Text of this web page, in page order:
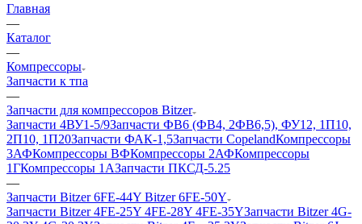
Главная
—
Каталог
—
Компрессоры
Запчасти к тпа
—
Запчасти для компрессоров Bitzer
Запчасти 4ВУ1-5/9Запчасти ФВ6 (ФВ4, 2ФВ6,5), ФУ12, 1П10,
2П10, 1П20Запчасти ФАК-1,5Запчасти CopelandКомпрессоры
3АФКомпрессоры ВФКомпрессоры 2АФКомпрессоры
1ГКомпрессоры 1АЗапчасти ПКСД-5.25
—
Запчасти Bitzer 6FE-44Y Bitzer 6FE-50Y
Запчасти Bitzer 4FE-25Y 4FE-28Y 4FE-35YЗапчасти Bitzer 4G-